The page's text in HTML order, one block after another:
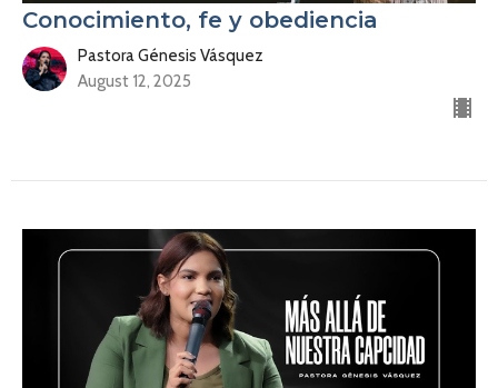
Conocimiento, fe y obediencia
Pastora Génesis Vásquez
August 12, 2025